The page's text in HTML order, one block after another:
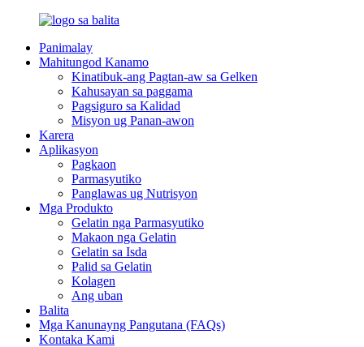
Panimalay
Mahitungod Kanamo
Kinatibuk-ang Pagtan-aw sa Gelken
Kahusayan sa paggama
Pagsiguro sa Kalidad
Misyon ug Panan-awon
Karera
Aplikasyon
Pagkaon
Parmasyutiko
Panglawas ug Nutrisyon
Mga Produkto
Gelatin nga Parmasyutiko
Makaon nga Gelatin
Gelatin sa Isda
Palid sa Gelatin
Kolagen
Ang uban
Balita
Mga Kanunayng Pangutana (FAQs)
Kontaka Kami